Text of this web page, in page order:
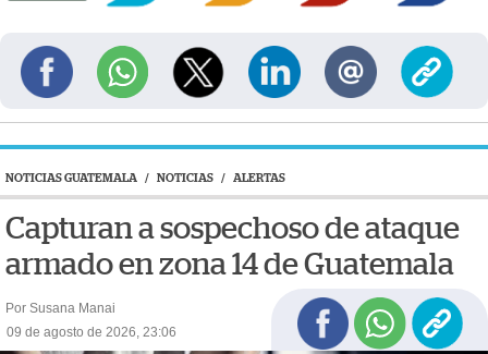
NOTICIAS GUATEMALA / NOTICIAS / ALERTAS
Capturan a sospechoso de ataque
armado en zona 14 de Guatemala
Por Susana Manai
09 de agosto de 2026, 23:06